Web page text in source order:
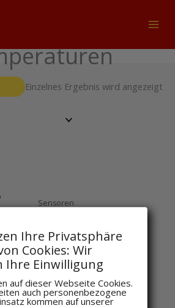
Einzelnes Ergebnis wird angezeigt
Sensoren
117,81€inkl. MwSt
Ihre Privatsphäre
Cookies: Wir
Ihre Einwilligung
auf dieser Webseite Cookies.
auch personenbezogene
kommen auf unserer